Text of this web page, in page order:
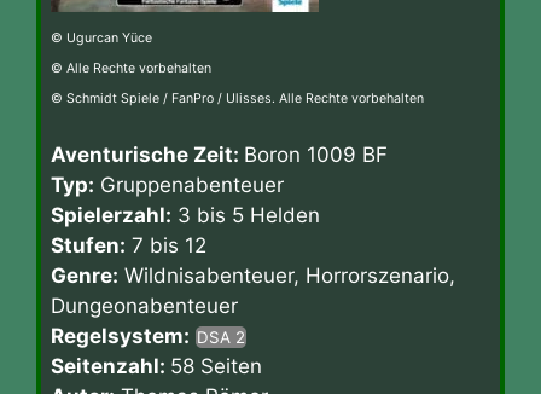
© Ugurcan Yüce
© Alle Rechte vorbehalten
© Schmidt Spiele / FanPro / Ulisses. Alle Rechte vorbehalten
Aventurische Zeit: Boron 1009 BF
Typ: Gruppenabenteuer
Spielerzahl: 3 bis 5 Helden
Stufen: 7 bis 12
Genre: Wildnisabenteuer, Horrorszenario,
Dungeonabenteuer
Regelsystem: DSA 2
Seitenzahl: 58 Seiten